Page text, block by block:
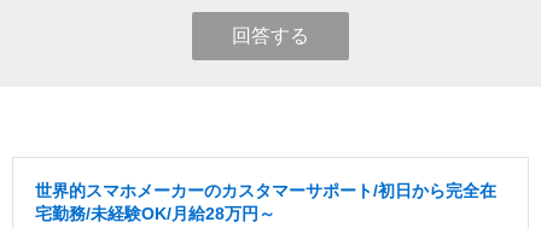
回答する
世界的スマホメーカーのカスタマーサポート/初日から完全在
宅勤務/未経験OK/月給28万円～